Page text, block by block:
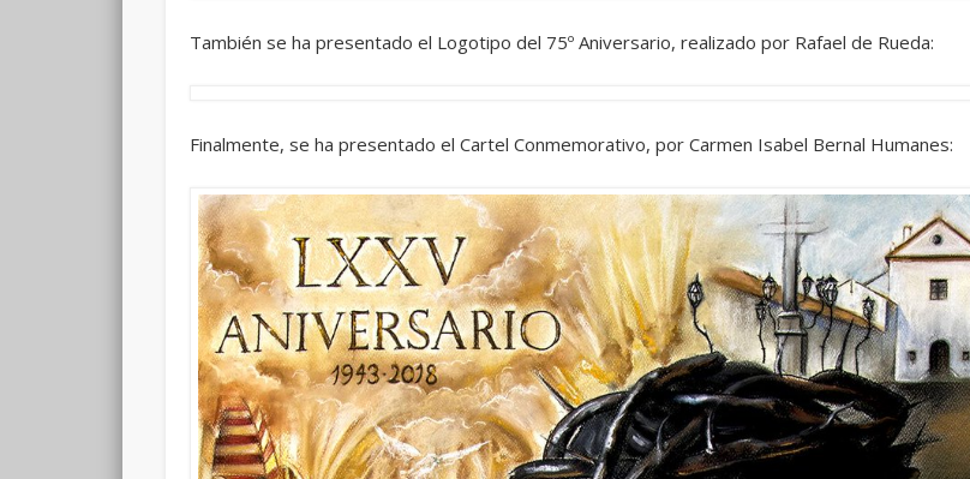
También se ha presentado el Logotipo del 75º Aniversario, realizado por Rafael de Rueda:
Finalmente, se ha presentado el Cartel Conmemorativo, por Carmen Isabel Bernal Humanes: